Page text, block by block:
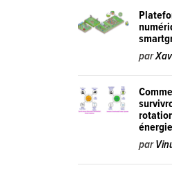
par
par